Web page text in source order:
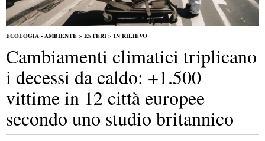
ECOLOGIA - AMBIENTE > ESTERI > IN RILIEVO
Cambiamenti climatici triplicano
i decessi da caldo: +1.500
vittime in 12 città europee
secondo uno studio britannico